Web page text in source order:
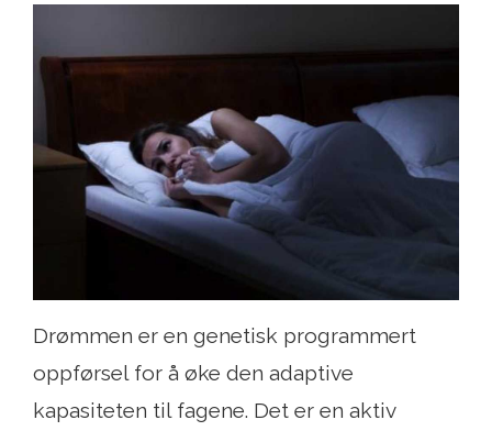
Drømmen er en genetisk programmert
oppførsel for å øke den adaptive
kapasiteten til fagene. Det er en aktiv